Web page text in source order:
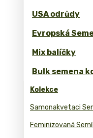
USA odrůdy
Evropská
Mix balíčky
Bulk semena
Kolekce
Samonakvetaci
Feminizovaná